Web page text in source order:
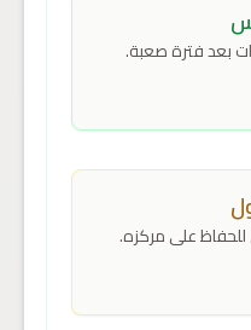
بعد فترة صعبة.
على مركزه.